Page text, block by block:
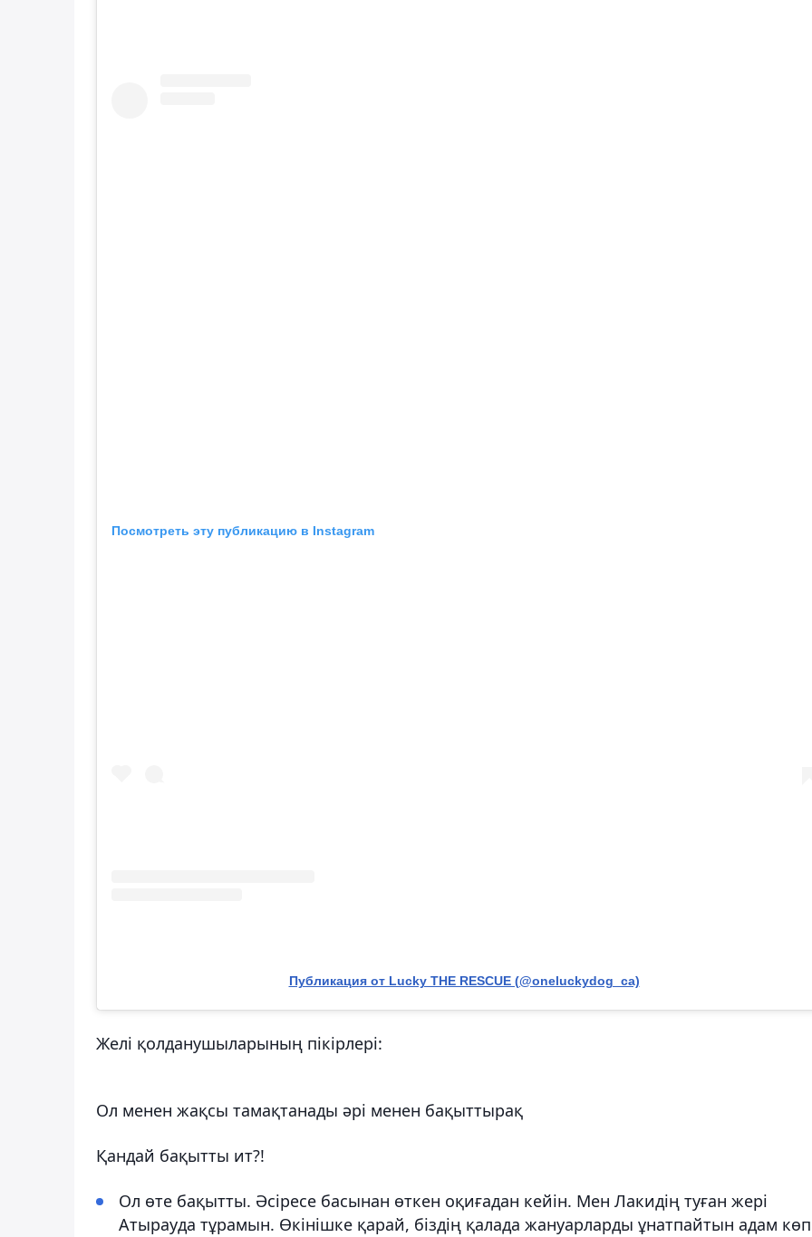
Посмотреть эту публикацию в Instagram
Публикация от Lucky THE RESCUE (@oneluckydog_ca)
Желі қолданушыларының пікірлері:
Ол менен жақсы тамақтанады әрі менен бақыттырақ
Қандай бақытты ит?!
Ол өте бақытты. Әсіресе басынан өткен оқиғадан кейін. Мен Лакидің туған жері
Атырауда тұрамын. Өкінішке қарай, біздің қалада жануарларды ұнатпайтын адам